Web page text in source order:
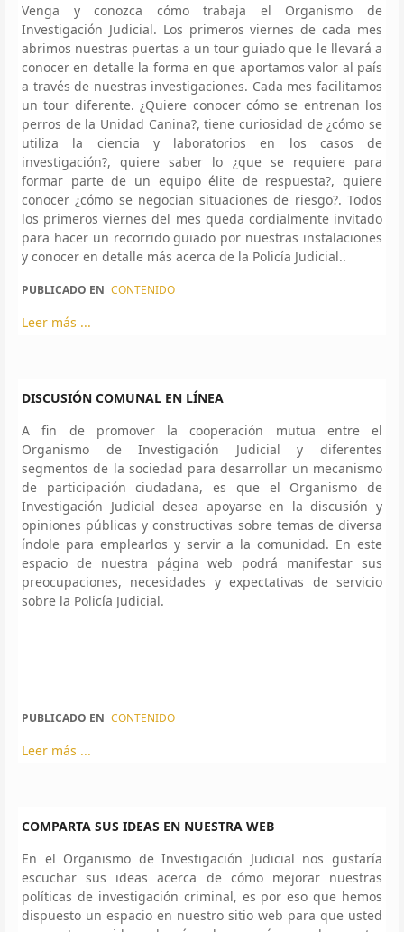
Venga y conozca cómo trabaja el Organismo de
Investigación Judicial. Los primeros viernes de cada mes
abrimos nuestras puertas a un tour guiado que le llevará a
conocer en detalle la forma en que aportamos valor al país
a través de nuestras investigaciones. Cada mes facilitamos
un tour diferente. ¿Quiere conocer cómo se entrenan los
perros de la Unidad Canina?, tiene curiosidad de ¿cómo se
utiliza la ciencia y laboratorios en los casos de
investigación?, quiere saber lo ¿que se requiere para
formar parte de un equipo élite de respuesta?, quiere
conocer ¿cómo se negocian situaciones de riesgo?. Todos
los primeros viernes del mes queda cordialmente invitado
para hacer un recorrido guiado por nuestras instalaciones
y conocer en detalle más acerca de la Policía Judicial..
PUBLICADO EN CONTENIDO
Leer más ...
DISCUSIÓN COMUNAL EN LÍNEA
A fin de promover la cooperación mutua entre el
Organismo de Investigación Judicial y diferentes
segmentos de la sociedad para desarrollar un mecanismo
de participación ciudadana, es que el Organismo de
Investigación Judicial desea apoyarse en la discusión y
opiniones públicas y constructivas sobre temas de diversa
índole para emplearlos y servir a la comunidad. En este
espacio de nuestra página web podrá manifestar sus
preocupaciones, necesidades y expectativas de servicio
sobre la Policía Judicial.
PUBLICADO EN CONTENIDO
Leer más ...
COMPARTA SUS IDEAS EN NUESTRA WEB
En el Organismo de Investigación Judicial nos gustaría
escuchar sus ideas acerca de cómo mejorar nuestras
políticas de investigación criminal, es por eso que hemos
dispuesto un espacio en nuestro sitio web para que usted